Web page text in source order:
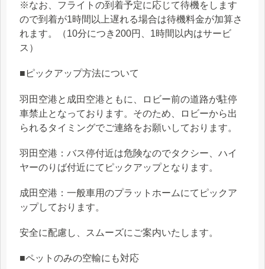
※なお、フライトの到着予定に応じて待機をします
ので到着が1時間以上遅れる場合は待機料金が加算さ
れます。（10分につき200円、1時間以内はサービ
ス）
■ピックアップ方法について
羽田空港と成田空港ともに、ロビー前の道路が駐停
車禁止となっております。そのため、ロビーから出
られるタイミングでご連絡をお願いしております。
羽田空港：バス停付近は危険なのでタクシー、ハイ
ヤーのりば付近にてピックアップとなります。
成田空港：一般車用のプラットホームにてピックア
ップしております。
安全に配慮し、スムーズにご案内いたします。
■ペットのみの空輸にも対応